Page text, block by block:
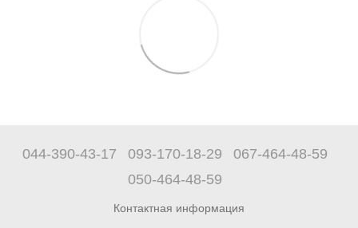
044-390-43-17 093-170-18-29
067-464-48-59
050-464-48-59
Контактная информация